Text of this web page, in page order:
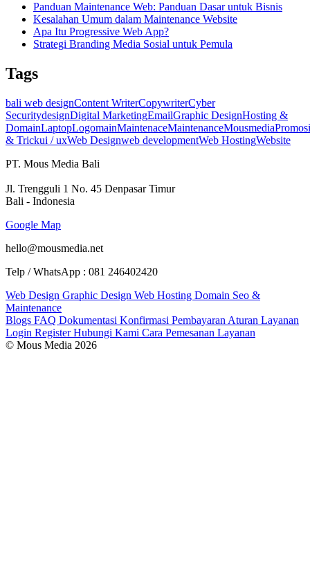
Panduan Maintenance Web: Panduan Dasar untuk Bisnis
Kesalahan Umum dalam Maintenance Website
Apa Itu Progressive Web App?
Strategi Branding Media Sosial untuk Pemula
Tags
bali web designContent WriterCopywriterCyber
SecuritydesignDigital MarketingEmailGraphic DesignHosting &
DomainLaptopLogomainMaintenaceMaintenanceMousmediaPromosi
& Trickui / uxWeb Designweb developmentWeb HostingWebsite
PT. Mous Media Bali
Jl. Trengguli 1 No. 45 Denpasar Timur
Bali - Indonesia
Google Map
hello@mousmedia.net
Telp / WhatsApp : 081 246402420
Web Design Graphic Design Web Hosting Domain Seo &
Maintenance
Blogs FAQ Dokumentasi Konfirmasi Pembayaran Aturan Layanan
Login RegisterHubungi Kami Cara Pemesanan Layanan
© Mous Media 2026